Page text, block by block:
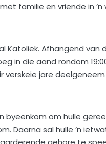
familie en vriende in ’n
Katoliek. Afhangend
in die aand rondom
verskeie jare
byeenkom om hulle
Daarna sal hulle ’n